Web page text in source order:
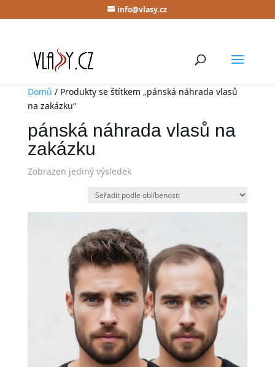
info@vlasy.cz
Domů / Produkty se štítkem „pánská náhrada vlasů
na zakázku“
pánská náhrada vlasů na
zakázku
Zobrazen jediný výsledek